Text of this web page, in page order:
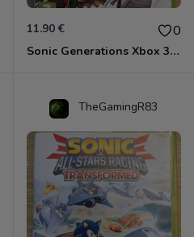
11.90 € 0
Sonic Generations Xbox 360
TheGamingR83